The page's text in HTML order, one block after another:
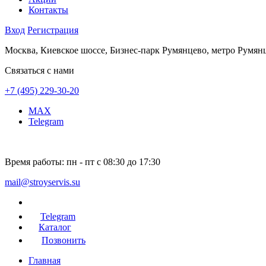
Контакты
Вход Регистрация
Москва, Киевское шоссе, Бизнес-парк Румянцево, метро
Связаться с нами
+7 (495) 229-30-20
MAX
Telegram
Время работы: пн - пт с 08:30 до 17:30
mail@stroyservis.su
Telegram
Каталог
Позвонить
Главная